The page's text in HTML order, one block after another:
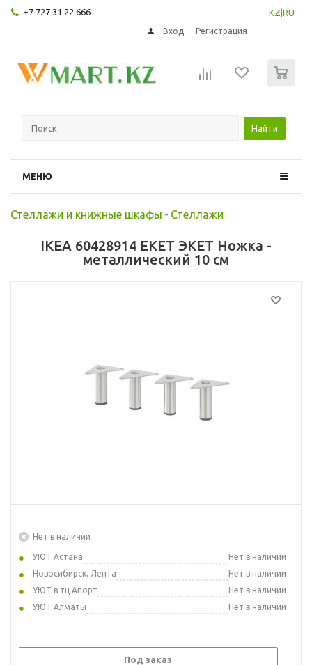
+7 727 31 22 666 KZ RU
Вход Регистрация
Найти
МЕНЮ
Стеллажи и книжные шкафы - Стеллажи
IKEA 60428914 EKET ЭКЕТ Ножка -
металлический 10 см
Нет в наличии
УЮТ Астана
Нет в наличии
Новосибирск, Лента
Нет в наличии
УЮТ в тц Апорт
Нет в наличии
УЮТ Алматы
Нет в наличии
Под заказ